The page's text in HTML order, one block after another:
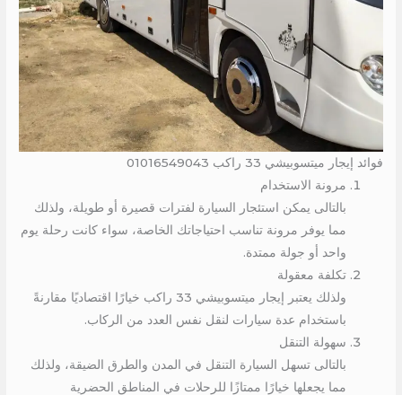
فوائد إيجار ميتسوبيشي 33 راكب 01016549043
مرونة الاستخدام
بالتالى يمكن استئجار السيارة لفترات قصيرة أو طويلة، ولذلك
مما يوفر مرونة تناسب احتياجاتك الخاصة، سواء كانت رحلة يوم
واحد أو جولة ممتدة.
تكلفة معقولة
ولذلك يعتبر إيجار ميتسوبيشي 33 راكب خيارًا اقتصاديًا مقارنةً
باستخدام عدة سيارات لنقل نفس العدد من الركاب.
سهولة التنقل
بالتالى تسهل السيارة التنقل في المدن والطرق الضيقة، ولذلك
مما يجعلها خيارًا ممتازًا للرحلات في المناطق الحضرية